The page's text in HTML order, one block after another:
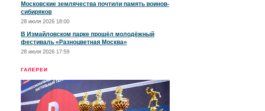
Московские землячества почтили память воинов-
сибиряков
28 июля 2026 18:00
В Измайловском парке прошёл молодёжный
фестиваль «Разноцветная Москва»
28 июля 2026 17:59
ГАЛЕРЕИ